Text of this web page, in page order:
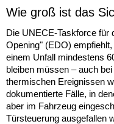
Wie groß ist das
Die UNECE-Taskforce für
Opening" (EDO)
einem Unfall mindestens
bleiben müssen – auch
thermischen Ereignissen
dokumentierte Fälle, in
aber im Fahrzeug
Türsteuerung ausgefallen